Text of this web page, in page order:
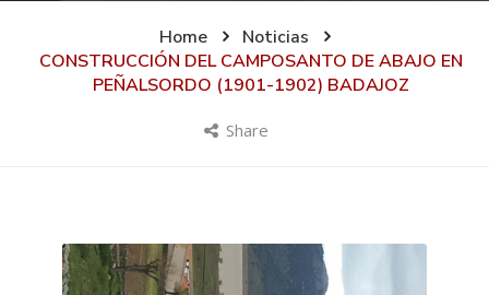
Home
Noticias
CONSTRUCCIÓN DEL CAMPOSANTO DE ABAJO EN
PEÑALSORDO (1901-1902) BADAJOZ
Share